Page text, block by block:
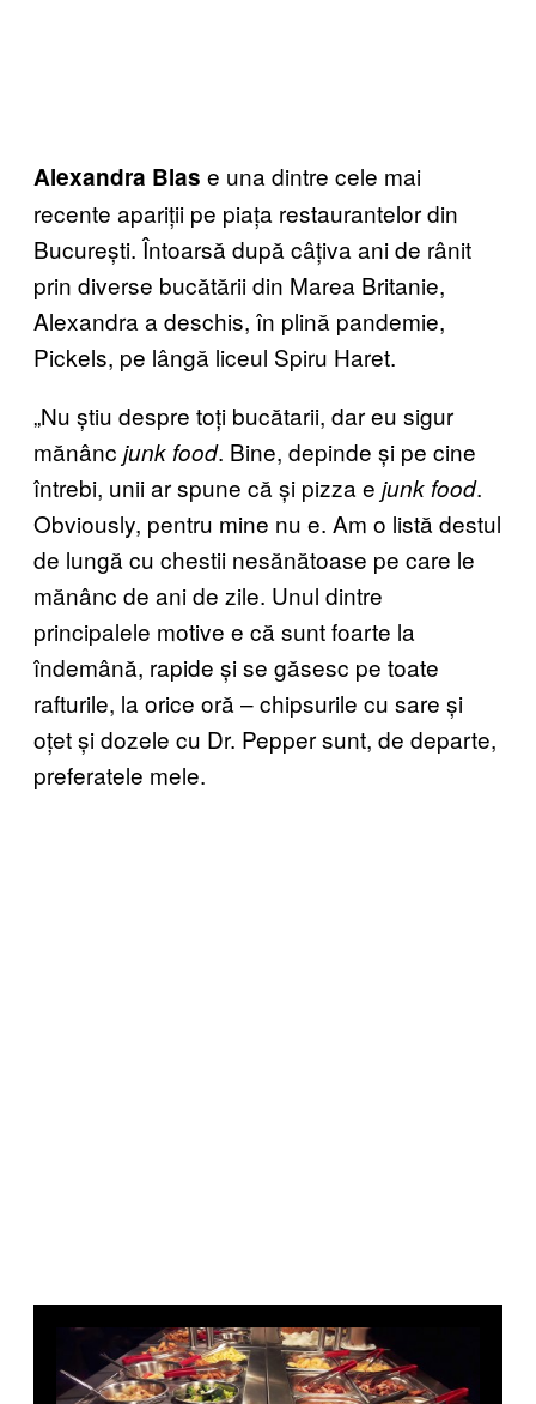
Alexandra Blas e una dintre cele mai
recente apariții pe piața restaurantelor din
București. Întoarsă după câțiva ani de rânit
prin diverse bucătării din Marea Britanie,
Alexandra a deschis, în plină pandemie,
Pickels, pe lângă liceul Spiru Haret.
„Nu știu despre toți bucătarii, dar eu sigur
mănânc junk food. Bine, depinde și pe cine
întrebi, unii ar spune că și pizza e junk food.
Obviously, pentru mine nu e. Am o listă destul
de lungă cu chestii nesănătoase pe care le
mănânc de ani de zile. Unul dintre
principalele motive e că sunt foarte la
îndemână, rapide și se găsesc pe toate
rafturile, la orice oră – chipsurile cu sare și
oțet și dozele cu Dr. Pepper sunt, de departe,
preferatele mele.